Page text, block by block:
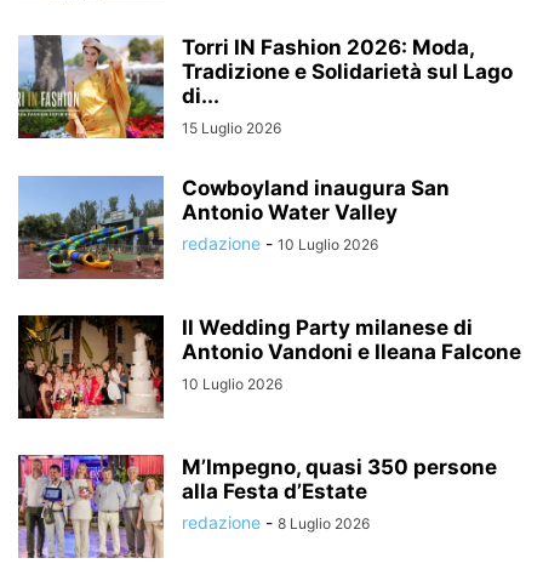
Torri IN Fashion 2026: Moda,
Tradizione e Solidarietà sul Lago
di...
15 Luglio 2026
Cowboyland inaugura San
Antonio Water Valley
redazione - 10 Luglio 2026
Il Wedding Party milanese di
Antonio Vandoni e Ileana Falcone
10 Luglio 2026
M’Impegno, quasi 350 persone
alla Festa d’Estate
redazione - 8 Luglio 2026